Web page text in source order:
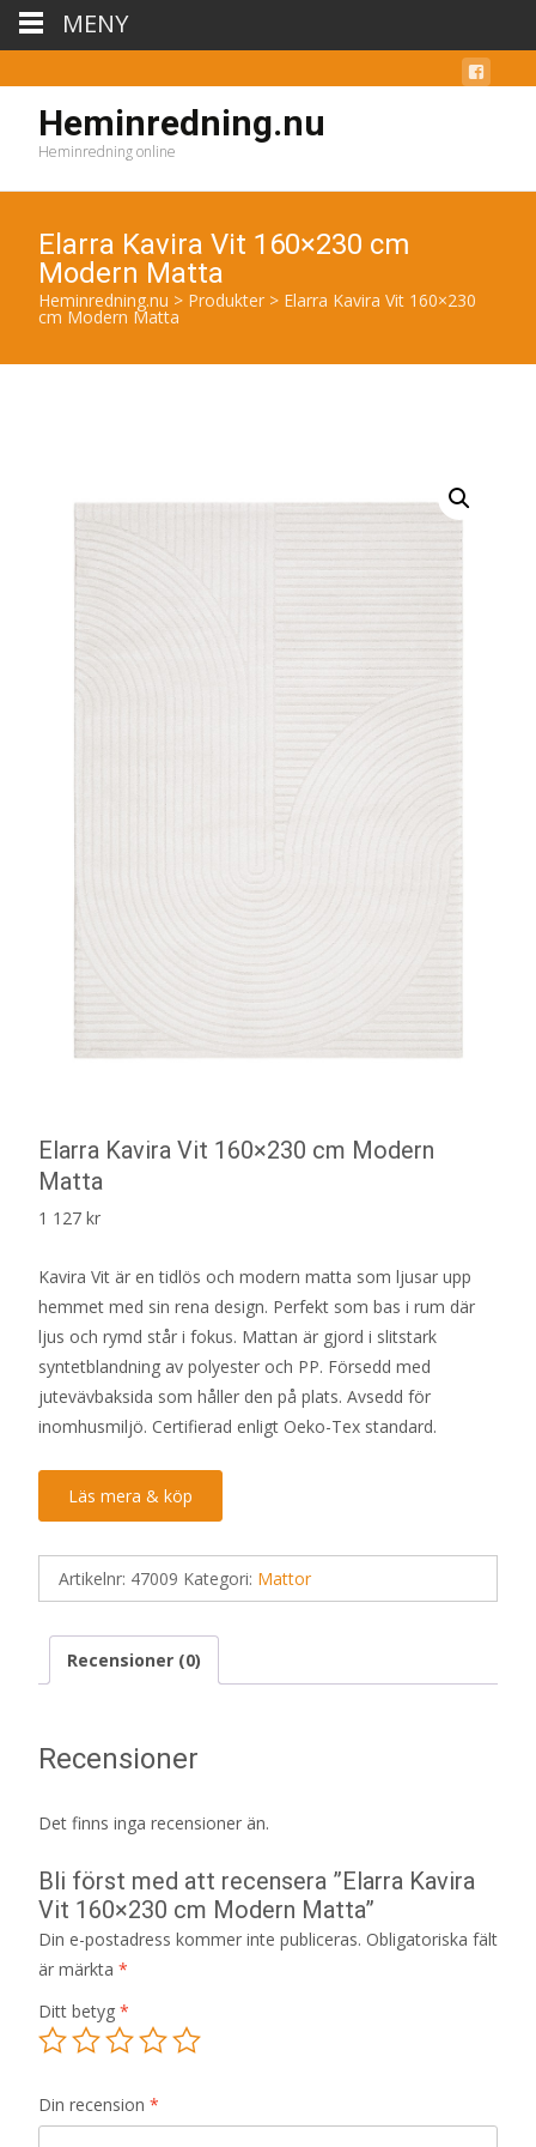
Heminredning.nu
Heminredning online
Elarra Kavira Vit 160×230 cm
Modern Matta
Heminredning.nu > Produkter > Elarra Kavira Vit 160×230
cm Modern Matta
Elarra Kavira Vit 160×230 cm Modern
Matta
1 127 kr
Kavira Vit är en tidlös och modern matta som ljusar upp
hemmet med sin rena design. Perfekt som bas i rum där
ljus och rymd står i fokus. Mattan är gjord i slitstark
syntetblandning av polyester och PP. Försedd med
jutevävbaksida som håller den på plats. Avsedd för
inomhusmiljö. Certifierad enligt Oeko-Tex standard.
Läs mera & köp
Artikelnr: 47009 Kategori: Mattor
Recensioner (0)
Recensioner
Det finns inga recensioner än.
Bli först med att recensera ”Elarra Kavira
Vit 160×230 cm Modern Matta”
Din e-postadress kommer inte publiceras. Obligatoriska fält
är märkta *
Ditt betyg *
Din recension *
MENY